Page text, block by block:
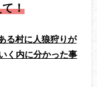
！
る村に人狼狩りが
く内に分かった事